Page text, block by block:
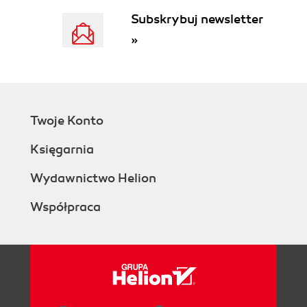
Borrowing for a Good Reason
Get Rid of High-Interest Debt
Protectors new habits
Leaders new habits
Power Players
Subskrybuj newsletter
»
Twoje Konto
Księgarnia
Wydawnictwo Helion
Współpraca